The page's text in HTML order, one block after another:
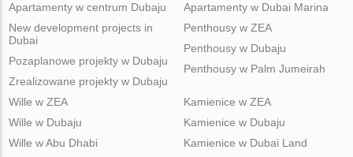
Apartamenty w centrum Dubaju
Apartamenty w Dubai Marina
New development projects in
Dubai
Pozaplanowe projekty w Dubaju
Zrealizowane projekty w Dubaju
Penthousy w ZEA
Penthousy w Dubaju
Penthousy w Palm Jumeirah
Wille w ZEA
Wille w Dubaju
Wille w Abu Dhabi
Kamienice w ZEA
Kamienice w Dubaju
Kamienice w Dubai Land